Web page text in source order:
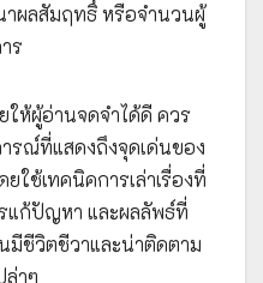
าผลสัมฤทธิ์ หรือจำนวนผู้
ร
ให้ผู้อ่านจดจำได้ดี ควร
รณ์ที่แสดงถึงจุดเด่นของ
ยใช้เทคนิคการเล่าเรื่องที่
แก้ปัญหา และผลลัพธ์ที่
มีชีวิตชีวาและน่าติดตาม
ล่าๆ